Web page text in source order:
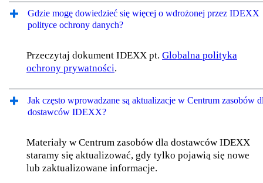
Gdzie mogę dowiedzieć się więcej o wdrożonej przez IDEXX
polityce ochrony danych?
Przeczytaj dokument IDEXX pt. Globalna polityka
ochrony prywatności.
Jak często wprowadzane są aktualizacje w Centrum zasobów
dostawców IDEXX?
Materiały w Centrum zasobów dla dostawców IDEXX
staramy się aktualizować, gdy tylko pojawią się nowe
lub zaktualizowane informacje.